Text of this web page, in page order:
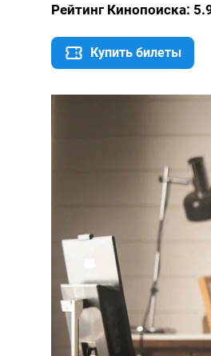
Рейтинг Кинопоиска:
Купить билеты